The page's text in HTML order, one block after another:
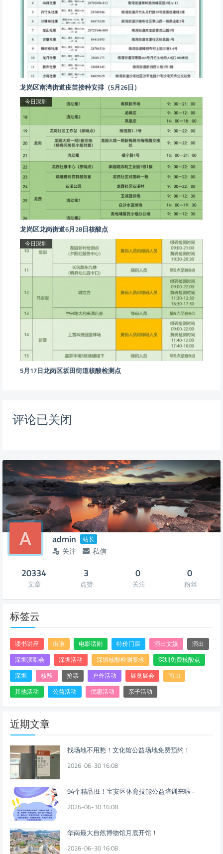
龙岗区南湾街道疫苗接种安排（5月26日）
今日深圳
龙岗区龙岗街道6月28日核酸点
今日深圳
5月17日龙岗区坂田街道核酸检测点
评论已关闭
admin 站长
关注 私信
20334
文章
3
点赞
0
关注
0
粉丝
标签云
读书讲座 街道 电影话剧 特价门票 演出文娱
演出
深圳演唱会
深圳活动 深圳核酸检测要求
深圳免费核酸点
深圳
核酸 抢票 户外活动 展览展会
南山
其他活动
公益活动 优惠活动 亲子活动
近期文章
找场地不用愁！文化馆公益场地免费预约！
2026-06-30 16:08
94个精品班！宝安区体育技能公益培训来啦~
2026-06-30 16:08
华南最大自然博物馆月底开馆！
2026-06-30 16:08